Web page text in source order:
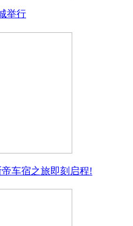
举行
车宿之旅即刻启程!